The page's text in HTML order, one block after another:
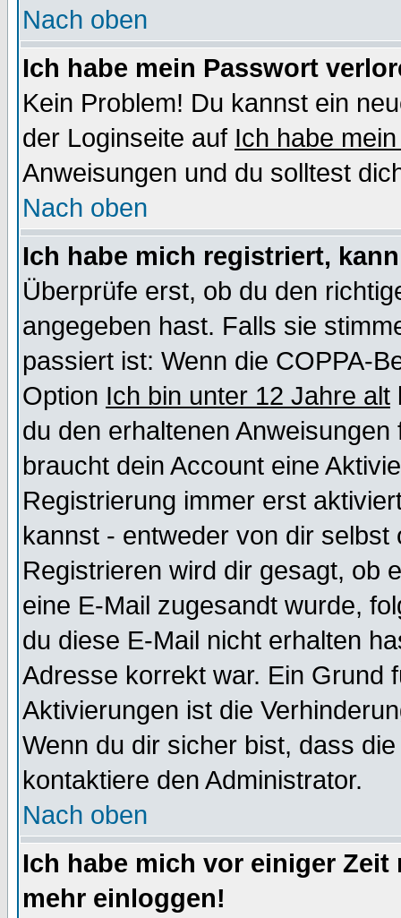
Nach oben
Ich habe mein Passwort
Kein Problem! Du kannst ein
der Loginseite auf Ich habe
Anweisungen und du solltest
Nach oben
Ich habe mich registriert,
Überprüfe erst, ob du den
angegeben hast. Falls sie
passiert ist: Wenn die COPPA-
Option Ich bin unter 12 Jahre alt
du den erhaltenen
braucht dein Account eine
Registrierung immer erst
kannst - entweder von dir selbst
Registrieren wird dir gesagt, ob
eine E-Mail zugesandt wurde,
du diese E-Mail nicht erhalten
Adresse korrekt war. Ein Grund
Aktivierungen ist die
Wenn du dir sicher bist, dass
kontaktiere den Administrator.
Nach oben
Ich habe mich vor einiger
mehr einloggen!